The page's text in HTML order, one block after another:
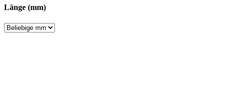
Länge (mm)